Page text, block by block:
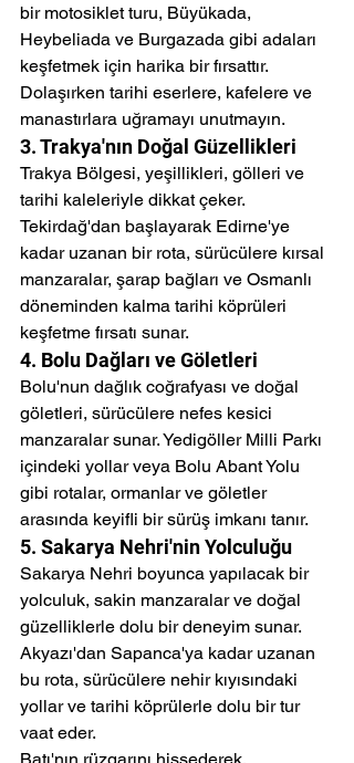
bir motosiklet turu, Büyükada,
Heybeliada ve Burgazada gibi adaları
keşfetmek için harika bir fırsattır.
Dolaşırken tarihi eserlere, kafelere ve
manastırlara uğramayı unutmayın.
3. Trakya'nın Doğal Güzellikleri
Trakya Bölgesi, yeşillikleri, gölleri ve
tarihi kaleleriyle dikkat çeker.
Tekirdağ'dan başlayarak Edirne'ye
kadar uzanan bir rota, sürücülere kırsal
manzaralar, şarap bağları ve Osmanlı
döneminden kalma tarihi köprüleri
keşfetme fırsatı sunar.
4. Bolu Dağları ve Göletleri
Bolu'nun dağlık coğrafyası ve doğal
göletleri, sürücülere nefes kesici
manzaralar sunar. Yedigöller Milli Parkı
içindeki yollar veya Bolu Abant Yolu
gibi rotalar, ormanlar ve göletler
arasında keyifli bir sürüş imkanı tanır.
5. Sakarya Nehri'nin Yolculuğu
Sakarya Nehri boyunca yapılacak bir
yolculuk, sakin manzaralar ve doğal
güzelliklerle dolu bir deneyim sunar.
Akyazı'dan Sapanca'ya kadar uzanan
bu rota, sürücülere nehir kıyısındaki
yollar ve tarihi köprülerle dolu bir tur
vaat eder.